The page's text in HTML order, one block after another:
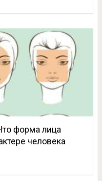
форма лица
человека